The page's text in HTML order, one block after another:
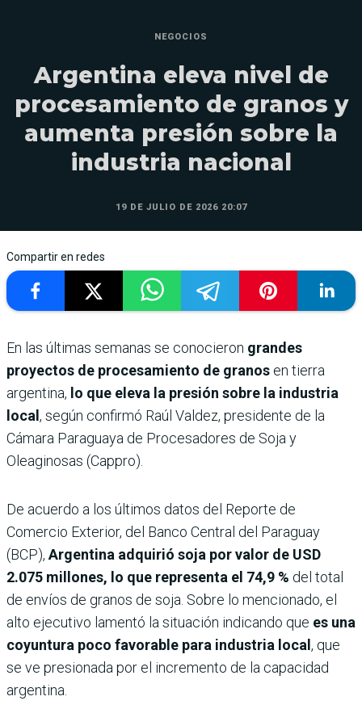
NEGOCIOS
Argentina eleva nivel de
procesamiento de granos y
aumenta presión sobre la
industria nacional
19 DE JULIO DE 2026 20:07
Compartir en redes
En las últimas semanas se conocieron grandes
proyectos de procesamiento de granos en tierra
argentina, lo que eleva la presión sobre la industria
local , según confirmó Raúl Valdez, presidente de la
Cámara Paraguaya de Procesadores de Soja y
Oleaginosas (Cappro).
De acuerdo a los últimos datos del Reporte de
Comercio Exterior, del Banco Central del Paraguay
(BCP), Argentina adquirió soja por valor de USD
2.075 millones, lo que representa el 74,9 % del total
de envíos de granos de soja. Sobre lo mencionado, el
alto ejecutivo lamentó la situación indicando que es una
coyuntura poco favorable para industria local , que
se ve presionada por el incremento de la capacidad
argentina.